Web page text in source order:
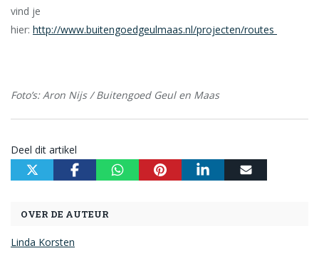
vind je
hier: http://www.buitengoedgeulmaas.nl/projecten/routes
Foto’s: Aron Nijs / Buitengoed Geul en Maas
Deel dit artikel
OVER DE AUTEUR
Linda Korsten